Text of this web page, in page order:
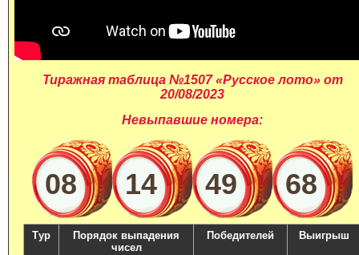
Тиражная таблица №1507 «Русское лото» от
20/08/2023
Невыпавшие номера:
08 14 49 68
Тур
Порядок выпадения
чисел
Победителей Выигрыш